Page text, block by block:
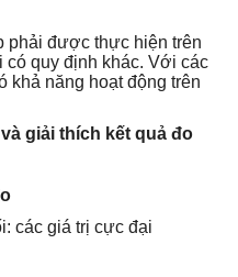
phải được thực hiện trên
có quy định khác. Với các
khả năng hoạt động trên
giải thích kết quả đo
các giá trị cực đại